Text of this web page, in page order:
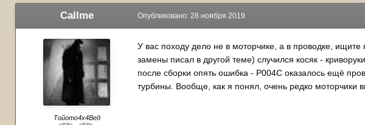
Callme
Тойото4х4Вед
Опубликовано: 28 ноября 2019
У вас походу дело не в моторчике, а в проводке, ищите
замены писал в другой теме) случился косяк -
после сборки опять ошибка - P004C оказалось ещё
турбины. Вообще, как я понял, очень редко моторчики